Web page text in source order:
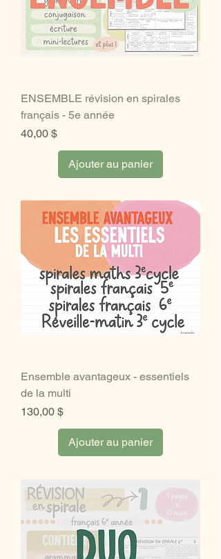
ENSEMBLE révision en spirales
français - 5e année
Prix
40,00 $
Ajouter au panier
Ensemble avantageux - essentiels
de la multi
Prix
130,00 $
Ajouter au panier